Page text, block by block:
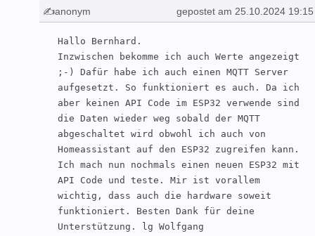
✍anonym gepostet am 25.10.2024 19:15
Hallo Bernhard.
Inzwischen bekomme ich auch Werte angezeigt
;-) Dafür habe ich auch einen MQTT Server
aufgesetzt. So funktioniert es auch. Da ich
aber keinen API Code im ESP32 verwende sind
die Daten wieder weg sobald der MQTT
abgeschaltet wird obwohl ich auch von
Homeassistant auf den ESP32 zugreifen kann.
Ich mach nun nochmals einen neuen ESP32 mit
API Code und teste. Mir ist vorallem
wichtig, dass auch die hardware soweit
funktioniert. Besten Dank für deine
Unterstützung. lg Wolfgang